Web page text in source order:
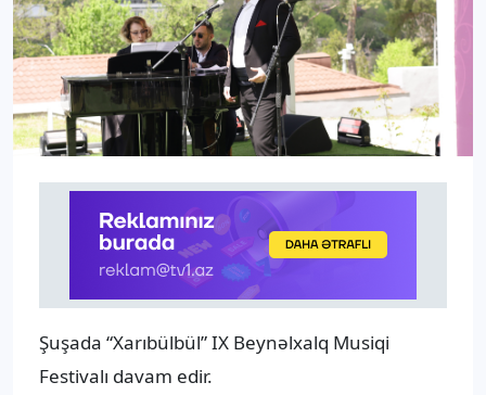
Şuşada “Xarıbülbül” IX Beynəlxalq Musiqi
Festivalı davam edir.